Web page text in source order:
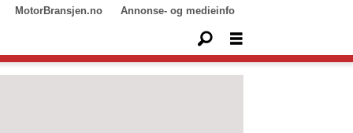
MotorBransjen.no Annonse- og medieinfo